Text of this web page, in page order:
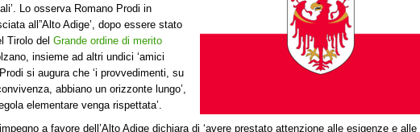
Lo osserva Romano Prodi in
all”Alto Adige’, dopo essere stato
Tirolo del Grande ordine di merito
insieme ad altri undici ‘amici
si augura che ‘i provvedimenti, su
abbiano un orizzonte lungo’,
elementare venga rispettata’.
a favore dell’Alto Adige dichiara di ‘avere prestato attenzione alle esigenze e alle